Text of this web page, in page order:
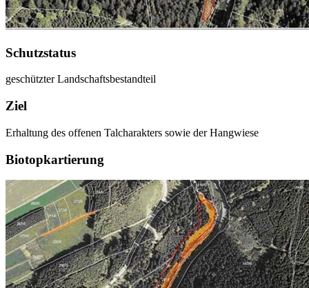
Schutzstatus
geschützter Landschaftsbestandteil
Ziel
Erhaltung des offenen Talcharakters sowie der Hangwiese
Biotopkartierung